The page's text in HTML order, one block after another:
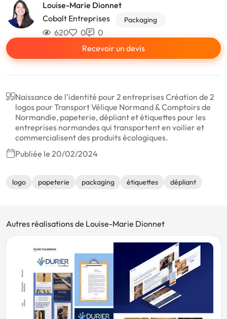
Louise-Marie Dionnet
Cobalt Entreprises
Packaging
620 0
0
Recevoir un devis
Naissance de l’identité pour 2 entreprises Création de 2
logos pour Transport Vélique Normand & Comptoirs de
Normandie, papeterie, dépliant et étiquettes pour les
entreprises normandes qui transportent en voilier et
commercialisent des produits écologiques.
Publiée le 20/02/2024
logo papeterie packaging étiquettes dépliant
Autres réalisations de Louise-Marie Dionnet